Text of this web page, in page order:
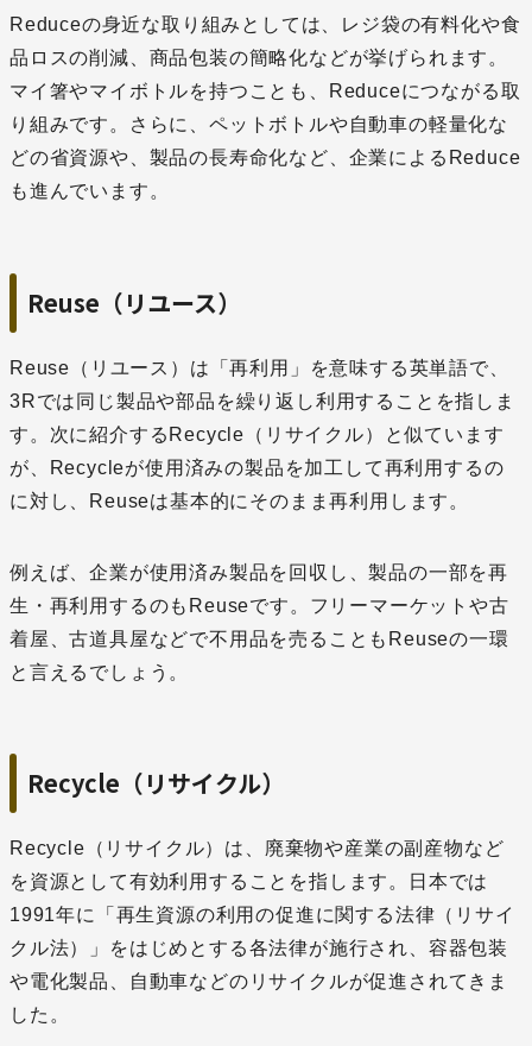
Reduceの身近な取り組みとしては、レジ袋の有料化や食
品ロスの削減、商品包装の簡略化などが挙げられます。
マイ箸やマイボトルを持つことも、Reduceにつながる取
り組みです。さらに、ペットボトルや自動車の軽量化な
どの省資源や、製品の長寿命化など、企業によるReduce
も進んでいます。
Reuse（リユース）
Reuse（リユース）は「再利用」を意味する英単語で、
3Rでは同じ製品や部品を繰り返し利用することを指しま
す。次に紹介するRecycle（リサイクル）と似ています
が、Recycleが使用済みの製品を加工して再利用するの
に対し、Reuseは基本的にそのまま再利用します。
例えば、企業が使用済み製品を回収し、製品の一部を再
生・再利用するのもReuseです。フリーマーケットや古
着屋、古道具屋などで不用品を売ることもReuseの一環
と言えるでしょう。
Recycle（リサイクル）
Recycle（リサイクル）は、廃棄物や産業の副産物など
を資源として有効利用することを指します。日本では
1991年に「再生資源の利用の促進に関する法律（リサイ
クル法）」をはじめとする各法律が施行され、容器包装
や電化製品、自動車などのリサイクルが促進されてきま
した。